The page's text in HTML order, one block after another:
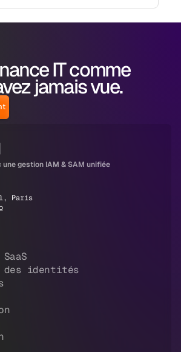
IT comme
jamais vue.
gestion IAM & SAM unifiée
Paris
des identités